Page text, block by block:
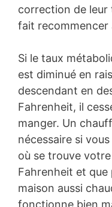
correction de leur
fait recommencer
Si le taux
est diminué en
descendant en
Fahrenheit, il
manger. Un
nécessaire si
où se trouve
Fahrenheit et que
maison aussi
fonctionne bien